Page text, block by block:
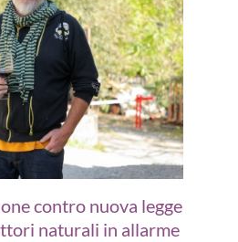
contro nuova legge
naturali in allarme